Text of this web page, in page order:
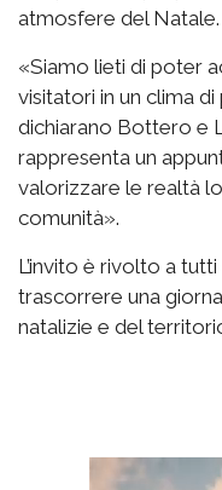
atmosfere del Natale.
«Siamo lieti di poter
visitatori in un clima
dichiarano Bottero e
rappresenta un
valorizzare le realtà
comunità».
L’invito è rivolto a
trascorrere una
natalizie e del